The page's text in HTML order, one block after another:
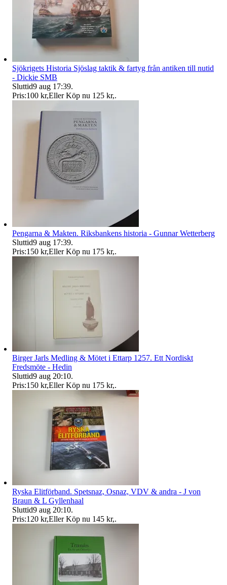
Sjökrigets Historia Sjöslag taktik & fartyg från antiken till nutid
- Dickie SMB
Sluttid9 aug 17:39.
Pris:100 kr,Eller Köp nu 125 kr,.
Pengarna & Makten. Riksbankens historia - Gunnar Wetterberg
Sluttid9 aug 17:39.
Pris:150 kr,Eller Köp nu 175 kr,.
Birger Jarls Medling & Mötet i Ettarp 1257. Ett Nordiskt
Fredsmöte - Hedin
Sluttid9 aug 20:10.
Pris:150 kr,Eller Köp nu 175 kr,.
Ryska Elitförband. Spetsnaz, Osnaz, VDV & andra - J von
Braun & L Gyllenhaal
Sluttid9 aug 20:10.
Pris:120 kr,Eller Köp nu 145 kr,.